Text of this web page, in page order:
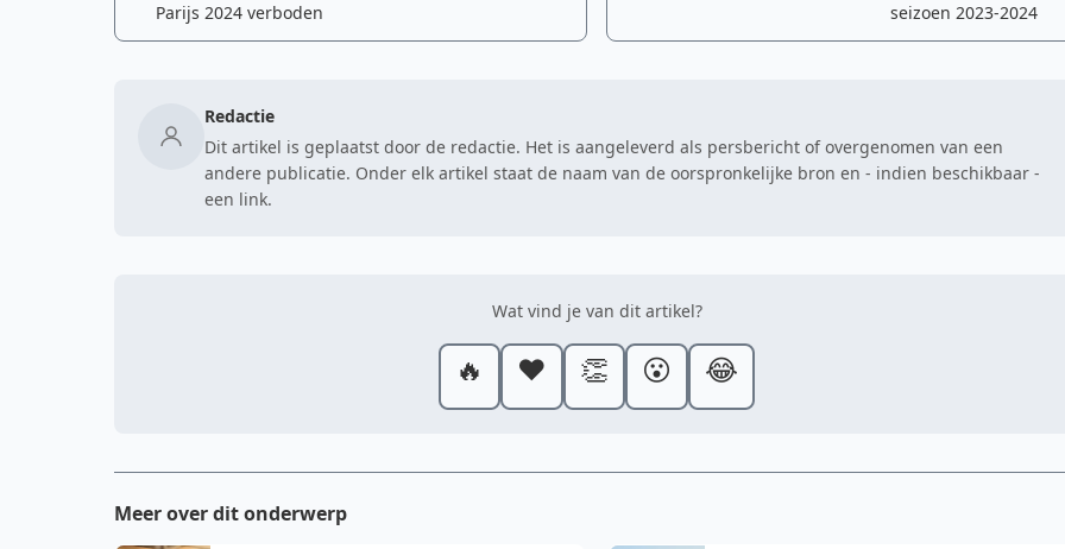
Parijs 2024 verboden
seizoen 2023-2024
Redactie
Dit artikel is geplaatst door de redactie. Het is aangeleverd als persbericht of overgenomen van een
andere publicatie. Onder elk artikel staat de naam van de oorspronkelijke bron en - indien beschikbaar -
een link.
Wat vind je van dit artikel?
🔥 ❤️ 👏 😮 😂
Meer over dit onderwerp